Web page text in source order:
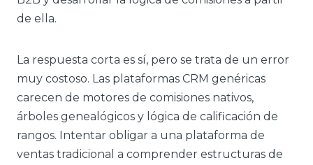
de ella.
La respuesta corta es sí, pero se trata de un error
muy costoso. Las plataformas CRM genéricas
carecen de motores de comisiones nativos,
árboles genealógicos y lógica de calificación de
rangos. Intentar obligar a una plataforma de
ventas tradicional a comprender estructuras de